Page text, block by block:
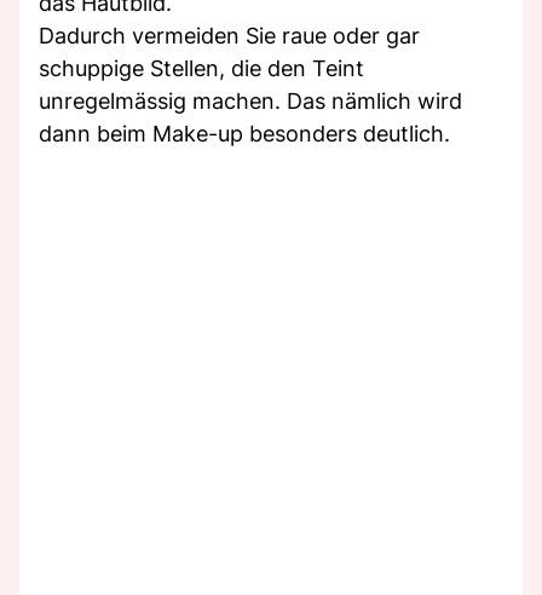
Dadurch vermeiden Sie raue oder gar
schuppige Stellen, die den Teint
unregelmässig machen. Das nämlich wird
dann beim Make-up besonders deutlich.